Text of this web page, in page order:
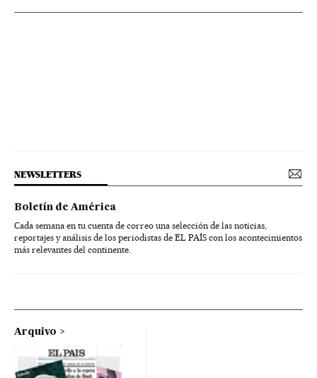
NEWSLETTERS
Boletín de América
Cada semana en tu cuenta de correo una selección de las noticias,
reportajes y análisis de los periodistas de EL PAÍS con los acontecimientos
más relevantes del continente.
Arquivo